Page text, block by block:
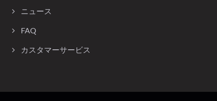
ニュース
FAQ
カスタマーサービス